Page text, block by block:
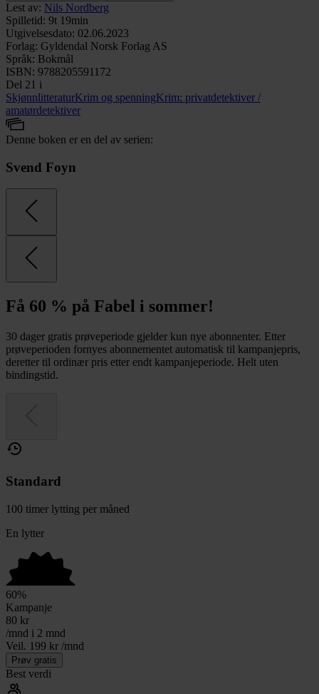
Lest av: Nils Nordberg
Spilletid: 9t 19min
Utgivelsesdato: 02.06.2023
Forlag: Gyldendal Norsk Forlag AS
Språk: Bokmål
ISBN: 9788205591172
Del 21 i
SkjønnlitteraturKrim og spenningKrim: privatdetektiver /
amatørdetektiver
Denne boken er en del av serien:
Svend Foyn
Få 60 % på Fabel i sommer!
30 dager gratis prøveperiode gjelder kun nye abonnenter. Etter
prøveperioden fornyes abonnementet automatisk til kampanjepris,
deretter til ordinær pris etter endt kampanjeperiode. Helt uten
bindingstid.
Standard
100 timer lytting per måned
En lytter
60%
Kampanje
80 kr
/mnd i 2 mnd
Veil. 199 kr /mnd
Prøv gratis
Best verdi